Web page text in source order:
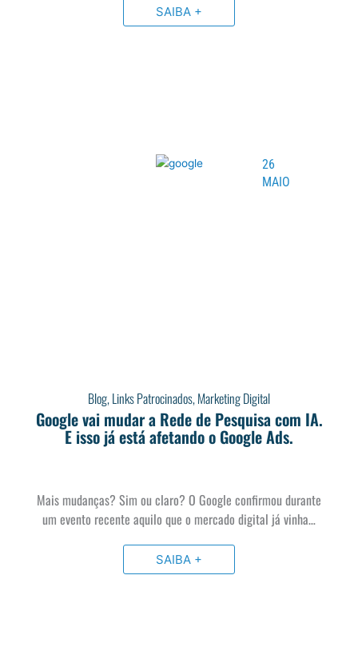
SAIBA +
Blog,Links Patrocinados,Marketing Digital
Google vai mudar a Rede de Pesquisa com IA.
E isso já está afetando o Google Ads.
26
MAIO
Mais mudanças? Sim ou claro? O Google confirmou durante
um evento recente aquilo que o mercado digital já vinha…
SAIBA +